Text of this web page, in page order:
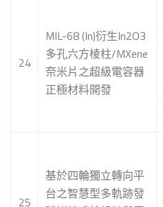
24
MIL-68 (In)衍生In2O3
多孔六方棱柱/MXene
奈米片之超級電容器
正極材料開發
25
基於四輪獨立轉向平
台之智慧型多軌跡發